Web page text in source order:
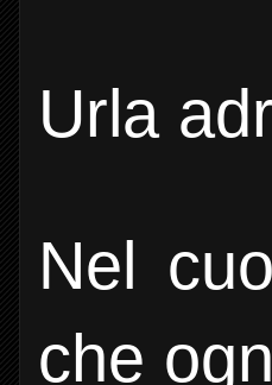
Urla
Nel
che